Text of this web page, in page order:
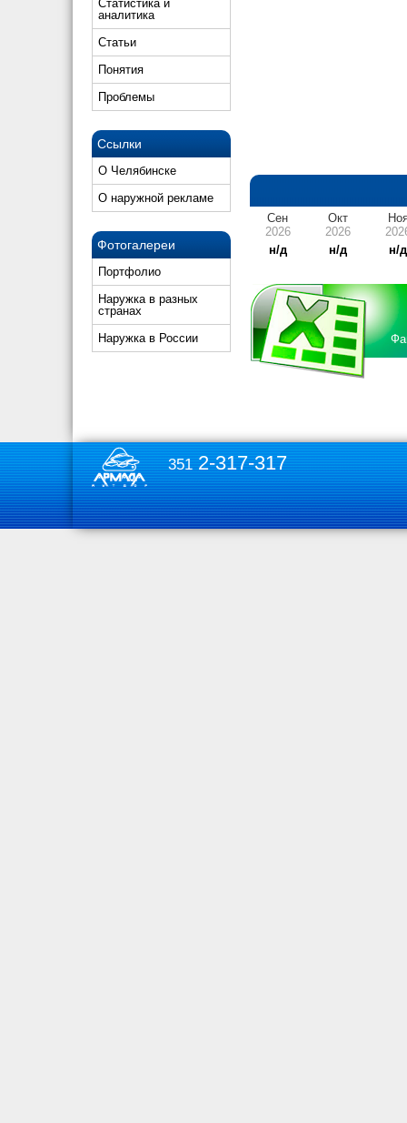
Статистика и
аналитика
Статьи
Понятия
Проблемы
Ссылки
О Челябинске
О наружной рекламе
Фотогалереи
Портфолио
Наружка в разных
странах
Наружка в России
Сен
2026
н/д
Окт
2026
н/д
н/д
3512-317-317